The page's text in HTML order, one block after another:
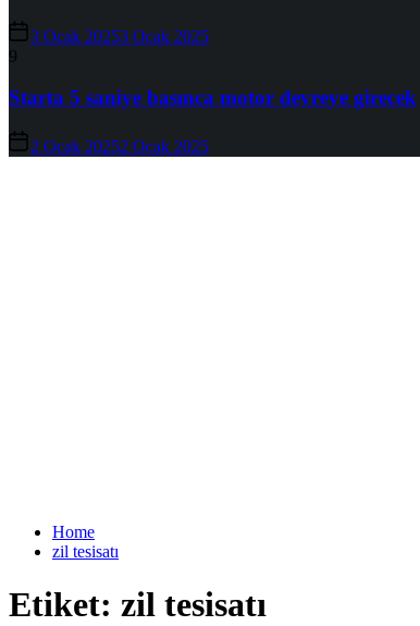
3 Ocak 20253 Ocak 2025
9
Starta 5 saniye basınca motor devreye girecek
2 Ocak 20252 Ocak 2025
Home
zil tesisatı
Etiket: zil tesisatı